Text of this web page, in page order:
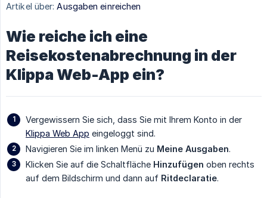
Artikel über: Ausgaben einreichen
Wie reiche ich eine
Reisekostenabrechnung in der
Klippa Web-App ein?
Vergewissern Sie sich, dass Sie mit Ihrem Konto in der
Klippa Web App eingeloggt sind.
Navigieren Sie im linken Menü zu Meine Ausgaben.
Klicken Sie auf die Schaltfläche Hinzufügen oben rechts
auf dem Bildschirm und dann auf Ritdeclaratie.